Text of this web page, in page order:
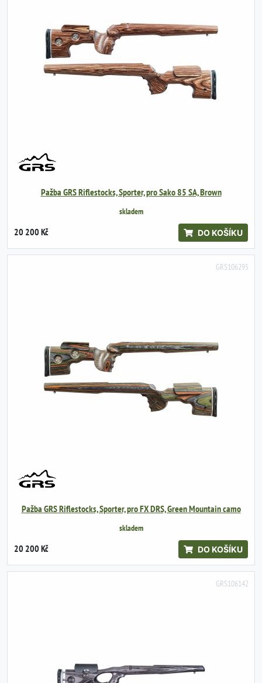
Pažba GRS Riflestocks, Sporter, pro Sako 85 SA, Brown
skladem
20 200 Kč DO KOŠÍKU
GRS106295
Pažba GRS Riflestocks, Sporter, pro FX DRS, Green Mountain camo
skladem
20 200 Kč DO KOŠÍKU
GRS106142